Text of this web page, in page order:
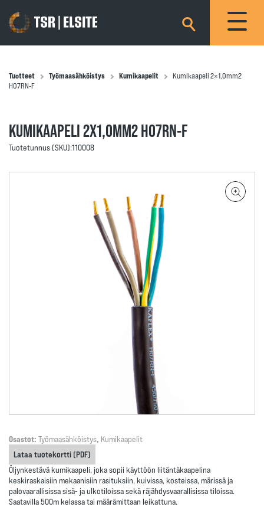
×
Tuotteet Työmaasähköistys Kumikaapelit
Kumikaapeli 2×1,0mm2
H07RN-F
KUMIKAAPELI 2X1,0MM2 H07RN-F
Tuotetunnus (SKU):110008
Öljynkestävä kumikaapeli, joka sopii käyttöön liitäntäkaapelina
keskiraskaisiin mekaanisiin rasituksiin, kuivissa, kosteissa, märissä ja
palovaarallisissa sisä- ja ulkotiloissa sekä räjähdysvaarallisissa tiloissa.
Saatavilla 500m kelassa tai määrämittaan leikattuna.
Osastot: Työmaasähköistys, Kumikaapelit
Lataa tuotekortti (PDF)